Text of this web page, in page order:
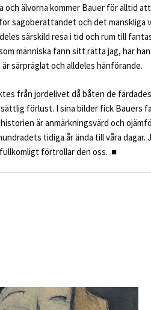
och älvorna kommer Bauer för alltid
sagoberättandet och det mänskliga
särskild resa i tid och rum till
människa fann sitt rätta jag, har
särpräglat och alldeles hänförande.
från jordelivet då båten de
förlust. I sina bilder fick Bauers
är anmärkningsvärd och
tidiga år ända till våra dagar.
förtrollar den oss. ■